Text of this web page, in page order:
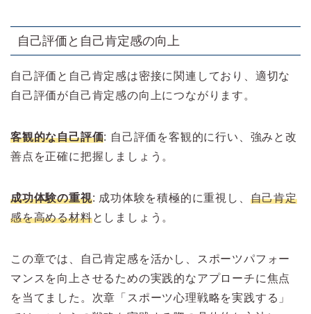
自己評価と自己肯定感の向上
自己評価と自己肯定感は密接に関連しており、適切な
自己評価が自己肯定感の向上につながります。
客観的な自己評価: 自己評価を客観的に行い、強みと改
善点を正確に把握しましょう。
成功体験の重視: 成功体験を積極的に重視し、 自己肯定
感を高める材料としましょう。
この章では、自己肯定感を活かし、スポーツパフォー
マンスを向上させるための実践的なアプローチに焦点
を当てました。次章「スポーツ心理戦略を実践する」